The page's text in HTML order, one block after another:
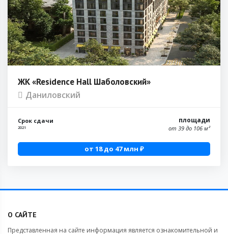
ЖК «Residence Hall Шаболовский»
Даниловский
Срок сдачи
2021
площади
от 39 до 106 м²
от 18 до 47 млн ₽
О САЙТЕ
Представленная на сайте информация является ознакомительной и